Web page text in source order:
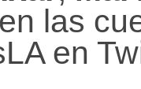
en las
en